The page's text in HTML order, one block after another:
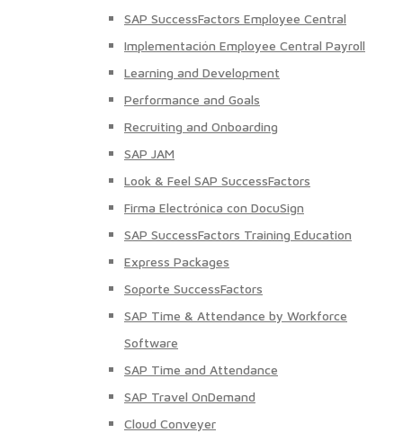
SAP SuccessFactors Employee Central
Implementación Employee Central Payroll
Learning and Development
Performance and Goals
Recruiting and Onboarding
SAP JAM
Look & Feel SAP SuccessFactors
Firma Electrónica con DocuSign
SAP SuccessFactors Training Education
Express Packages
Soporte SuccessFactors
SAP Time & Attendance by Workforce
Software
SAP Time and Attendance
SAP Travel OnDemand
Cloud Conveyer